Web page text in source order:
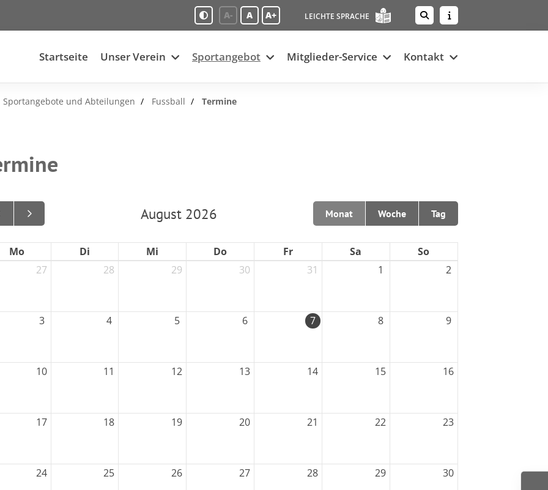
A- A A+ LEICHTE SPRACHE
Startseite Unser Verein Sportangebot Mitglieder-Service Kontakt
Sportangebote und Abteilungen Fussball Termine
August 2026 Monat Woche Tag
Mo Di Mi Do Fr Sa
So
27
28 29 30 31 1 2
3 4 5 6 7 8 9
10 11 12 13 14 15 16
17 18 19 20 21 22 23
24 25 26 27 28 29 30
Mitglieder-Service
Downloads
Kontaktdaten
Gernsheimer Str. 1
64560 Riedstadt
info@tsv03wolfskehlen.de